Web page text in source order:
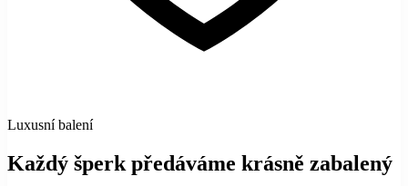
Luxusní balení
Každý šperk předáváme krásně zabalený